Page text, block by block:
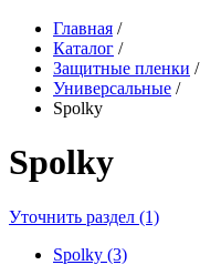
Главная /
Каталог /
Защитные пленки /
Универсальные /
Spolky
Spolky
Уточнить раздел (1)
Spolky (3)